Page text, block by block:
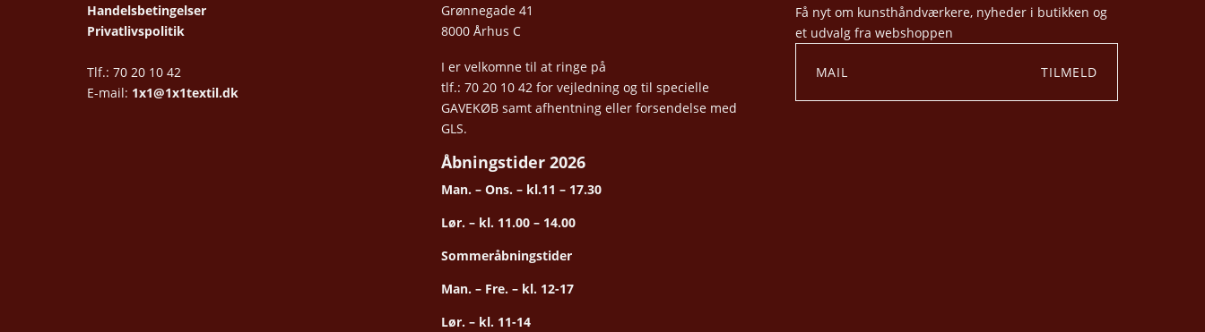
Handelsbetingelser
Privatlivspolitik
Tlf.: 70 20 10 42
E-mail: 1x1@1x1textil.dk
Grønnegade 41
8000 Århus C
I er velkomne til at ringe på
tlf.: 70 20 10 42 for vejledning og til specielle
GAVEKØB samt afhentning eller forsendelse med
GLS.
Åbningstider 2026
Man. – Ons. – kl.11 – 17.30
Lør. – kl. 11.00 – 14.00
Sommeråbningstider
Man. – Fre. – kl. 12-17
Lør. – kl. 11-14
Få nyt om kunsthåndværkere, nyheder i butikken og
et udvalg fra webshoppen
TILMELD